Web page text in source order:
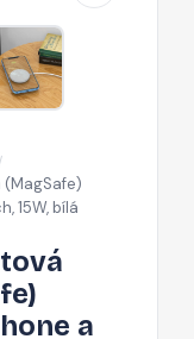
/
15W, bílá
a